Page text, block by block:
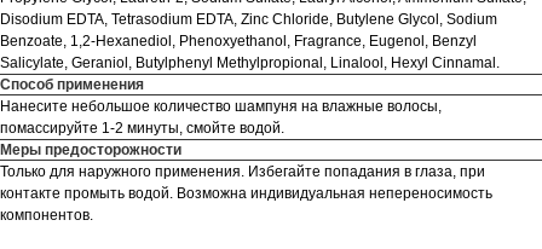
Disodium EDTA, Tetrasodium EDTA, Zinc Chloride, Butylene Glycol, Sodium
Benzoate, 1,2-Hexanediol, Phenoxyethanol, Fragrance, Eugenol, Benzyl
Salicylate, Geraniol, Butylphenyl Methylpropional, Linalool, Hexyl Cinnamal.
Способ применения
Нанесите небольшое количество шампуня на влажные волосы,
помассируйте 1-2 минуты, смойте водой.
Меры предосторожности
Только для наружного применения. Избегайте попадания в глаза, при
контакте промыть водой. Возможна индивидуальная непереносимость
компонентов.